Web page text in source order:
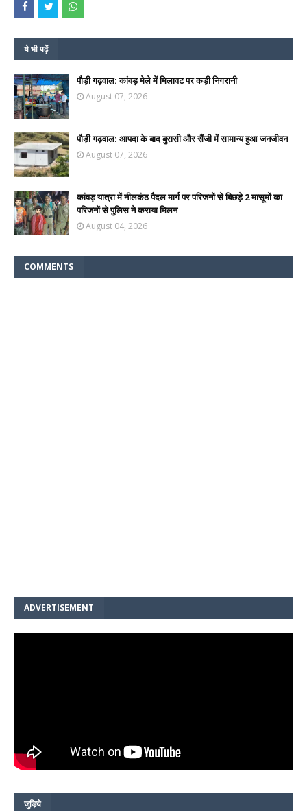
ये भी पढ़ें
पौड़ी गढ़वाल: कांवड़ मेले में मिलावट पर कड़ी निगरानी
August 07, 2026
पौड़ी गढ़वाल: आपदा के बाद बुरासी और सैंजी में सामान्य हुआ जनजीवन
August 07, 2026
कांवड़ यात्रा में नीलकंठ पैदल मार्ग पर परिजनों से बिछड़े 2 मासूमों का
परिजनों से पुलिस ने कराया मिलन
August 04, 2026
COMMENTS
ADVERTISEMENT
जुड़िये